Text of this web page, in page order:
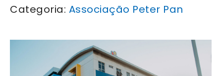
Categoria: Associação Peter Pan